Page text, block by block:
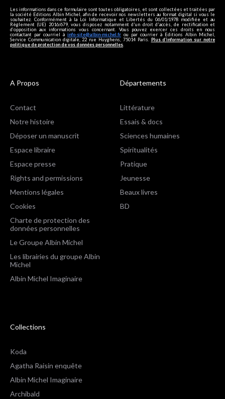
Les informations dans ce formulaire sont toutes obligatoires, et sont collectées et traitées par
la société Editions Albin Michel, afin de recevoir nos newsletters au format digital si vous le
souhaitez. Conformément à la Loi Informatique et Libertés du 06/01/1978 modifiée et au
Règlement (UE) 2016/679, vous disposez notamment d'un droit d'accès, de rectification et
d’opposition aux informations vous concernant. Vous pouvez exercer ces droits en nous
contactant par courriel à info-site@albin-michel.fr ou par courrier à Editions Albin Michel,
Service Communication digitale, 22 rue Huyghens, 75014 Paris. Plus d’information sur notre
politique de protection de vos données personnelles
A Propos
Contact
Notre histoire
Déposer un manuscrit
Espace libraire
Espace presse
Rights and permissions
Mentions légales
Cookies
Charte de protection des
données personnelles
Le Groupe Albin Michel
Les librairies du groupe Albin
Michel
Albin Michel Imaginaire
Départements
Littérature
Essais & docs
Sciences humaines
Spiritualités
Pratique
Jeunesse
Beaux livres
BD
Collections
Koda
Agatha Raisin enquête
Albin Michel Imaginaire
Archibald